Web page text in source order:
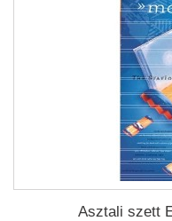
Asztali szett